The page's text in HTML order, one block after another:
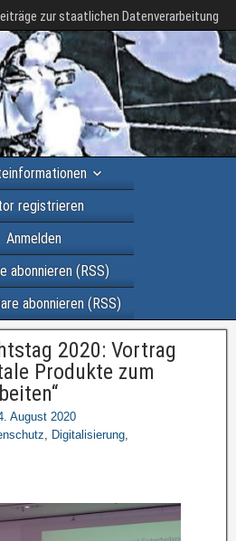
zur staatlichen Datenverarbeitung
registrieren
Anmelden
abonnieren (RSS)
abonnieren (RSS)
2020: Vortrag
Produkte zum
August 2020
, Digitalisierung,